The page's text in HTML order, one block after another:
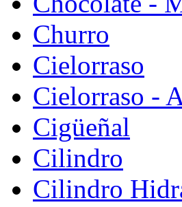
Churro
Cielorraso
Cielorraso -
Cigüeñal
Cilindro
Cilindro